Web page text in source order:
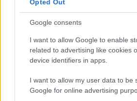
Opted Out
Google consents
I want to allow Google to enable
related to advertising like cookies
device identifiers in apps.
I want to allow my user data to be
Google for online advertising
vsako leto opravi več kot
navdušila tako vse tekmovalce
organizatorji pa se že veselijo